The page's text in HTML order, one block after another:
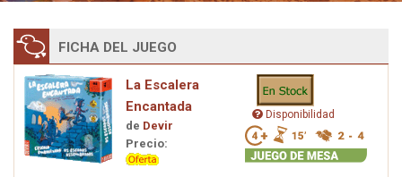
FICHA DEL JUEGO
La Escalera
Encantada
de Devir
Precio:
Disponibilidad